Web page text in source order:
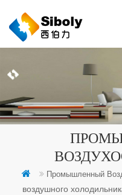
Промышленный
воздушного